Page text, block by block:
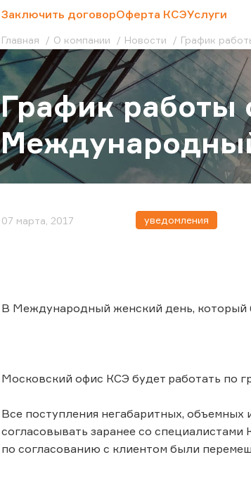
Заключить договорОферта КСЭУслуги
Главная О компании Новости График
График работы
07 марта, 2017 уведомления
В Международный женский день, который
Московский офис КСЭ будет работать по
Все поступления негабаритных,
согласовывать заранее со
по согласованию с клиентом были